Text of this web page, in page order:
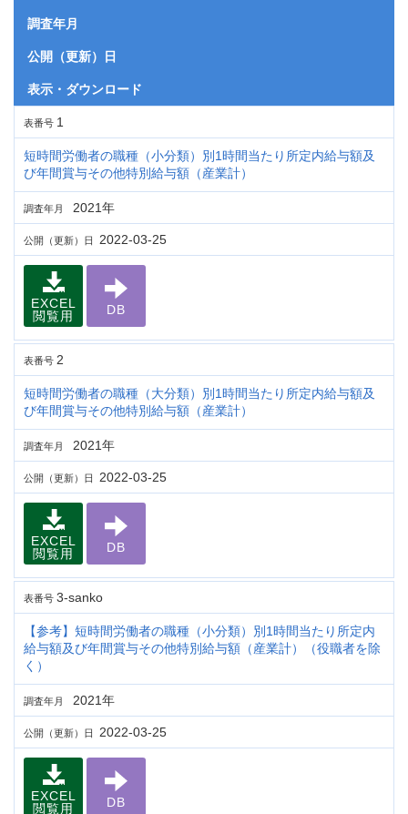
調査年月
公開（更新）日
表示・ダウンロード
表番号 1
短時間労働者の職種（小分類）別1時間当たり所定内給与額及
び年間賞与その他特別給与額（産業計）
調査年月 2021年
公開（更新）日 2022-03-25
EXCEL
閲覧用
DB
表番号 2
短時間労働者の職種（大分類）別1時間当たり所定内給与額及
び年間賞与その他特別給与額（産業計）
調査年月 2021年
公開（更新）日 2022-03-25
EXCEL
閲覧用
DB
表番号 3-sanko
【参考】短時間労働者の職種（小分類）別1時間当たり所定内
給与額及び年間賞与その他特別給与額（産業計）（役職者を除
く）
調査年月 2021年
公開（更新）日 2022-03-25
EXCEL
閲覧用
DB